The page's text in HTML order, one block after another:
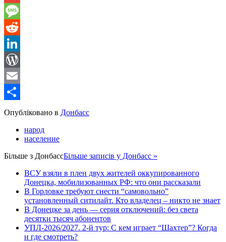
Gmail
Message
Reddit
LinkedIn
WordPress
Email
Share
Опубліковано в Донбасс
народ
население
Більше з ДонбассБільше записів у Донбасс »
ВСУ взяли в плен двух жителей оккупированного
Донецка, мобилизованных РФ: что они рассказали
В Горловке требуют снести “самовольно”
установленный ситилайт. Кто владелец – никто не знает
В Донецке за день — серия отключений: без света
десятки тысяч абонентов
УПЛ-2026/2027. 2-й тур: С кем играет “Шахтер”? Когда
и где смотреть?